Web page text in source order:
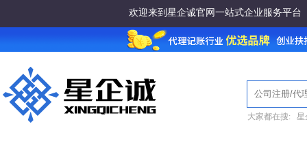
欢迎来到星企诚官网一站式企业服务平台
大家都在搜: 星